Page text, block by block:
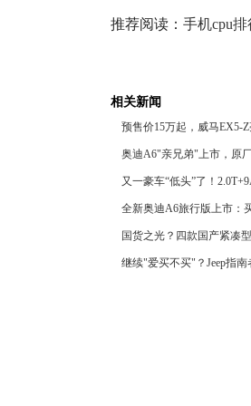
推荐阅读： 手机cpu排
相关新闻
预售价15万起，威马EX5-
奥迪A6"亲兄弟"上市，原
又一豪车“低头”了！
全新奥迪A6旅行版上市：
国货之光？四款国产紧凑
继续"爱买不买"？Jeep指